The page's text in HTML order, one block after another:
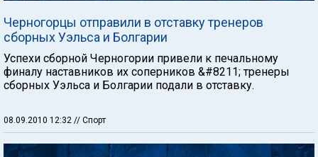
Черногорцы отправили в отставку тренеров
сборных Уэльса и Болгарии
Успехи сборной Черногории привели к печальному
финалу наставников их соперников &#8211; тренеры
сборных Уэльса и Болгарии подали в отставку.
08.09.2010 12:32 // Спорт